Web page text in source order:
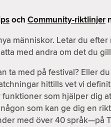
och Community-riktlinjer
människor. Letar du
med andra om det du
ta med på festival? Eller
hittills vet vi
som hjälper dig
som kan ge dig en
med över 40 språk—på